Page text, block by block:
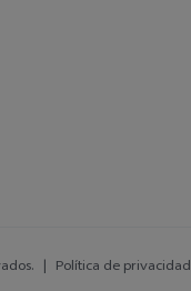
| Política de privacidad